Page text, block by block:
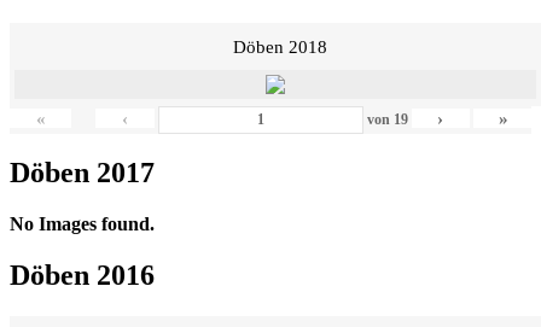
Döben 2018
« ‹ von 19 › »
Döben 2017
No Images found.
Döben 2016